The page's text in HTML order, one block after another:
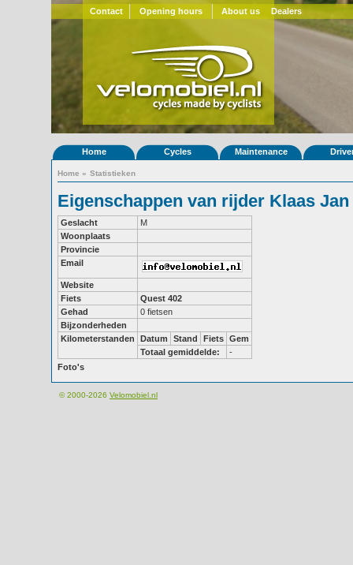
Contact Opening hours About us Dealers
Home Cycles Maintenance
Home » Statistieken
Eigenschappen van rijder Klaas
Geslacht
M
Woonplaats
Provincie
Email
Website
Fiets
Quest 402
Gehad
0 fietsen
Bijzonderheden
Kilometerstanden
Datum Stand Fiets Gem
Totaal gemiddelde:
-
Foto's
© 2000-2026 Velomobiel.nl